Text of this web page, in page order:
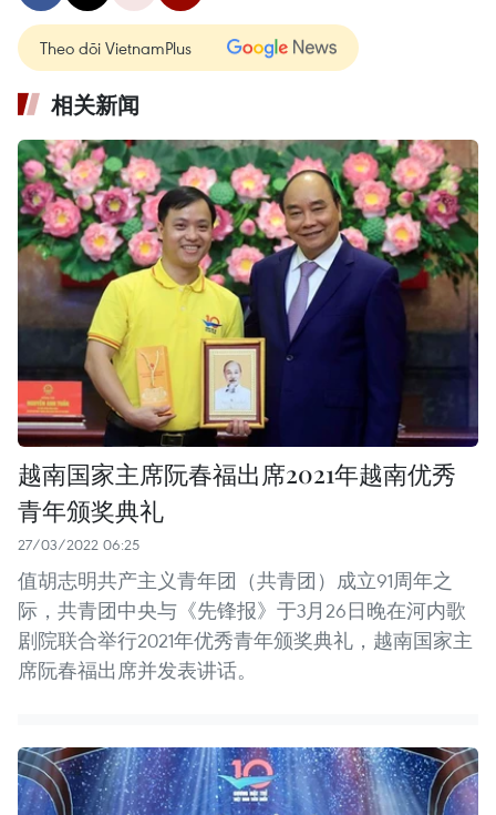
Theo dõi VietnamPlus
相关新闻
越南国家主席阮春福出席2021年越南优秀
青年颁奖典礼
27/03/2022 06:25
值胡志明共产主义青年团（共青团）成立91周年之
际，共青团中央与《先锋报》于3月26日晚在河内歌
剧院联合举行2021年优秀青年颁奖典礼，越南国家主
席阮春福出席并发表讲话。